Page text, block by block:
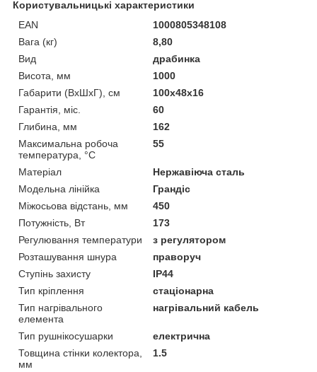
Користувальницькі характеристики
EAN
1000805348108
Вага (кг)
8,80
Вид
драбинка
Висота, мм
1000
Габарити (ВхШхГ), см
100x48x16
Гарантія, міс.
60
Глибина, мм
162
Максимальна робоча
температура, °C
55
Матеріал
Нержавіюча сталь
Модельна лінійка
Грандіс
Міжосьова відстань, мм
450
Потужність, Вт
173
Регулювання температури
з регулятором
Розташування шнура
праворуч
Ступінь захисту
IP44
Тип кріплення
стаціонарна
Тип нагрівального
елемента
нагрівальний кабель
Тип рушнікосушарки
електрична
Товщина стінки колектора,
мм
1.5